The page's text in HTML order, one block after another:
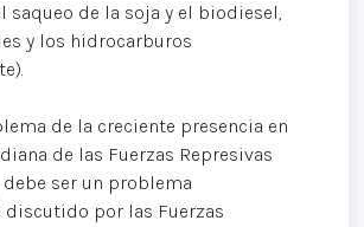
saqueo de la soja y el biodiesel,
y los hidrocarburos
de la creciente presencia en
de las Fuerzas Represivas
ser un problema
discutido por las Fuerzas